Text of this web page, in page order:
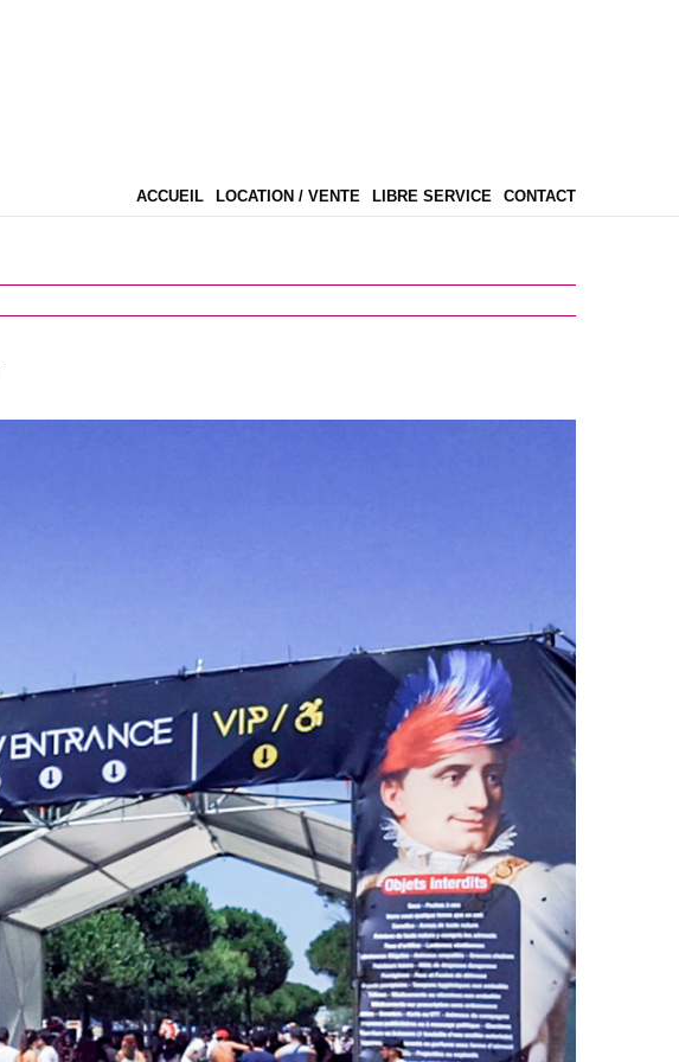
ACCUEIL LOCATION / VENTE LIBRE SERVICE CONTACT